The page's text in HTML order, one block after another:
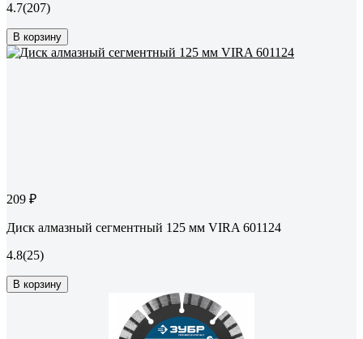
4.7(207)
В корзину
209 ₽
Диск алмазный сегментный 125 мм VIRA 601124
4.8(25)
В корзину